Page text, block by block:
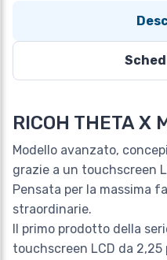
RICOH THETA X
Modello avanzato,
grazie a un touchscreen
Pensata per la massima
straordinarie.
Il primo prodotto della
touchscreen LCD da